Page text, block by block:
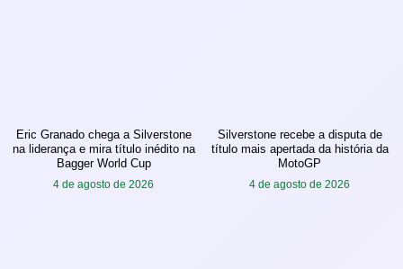
Eric Granado chega a Silverstone
na liderança e mira título inédito na
Bagger World Cup
4 de agosto de 2026
Silverstone recebe a disputa de
título mais apertada da história da
MotoGP
4 de agosto de 2026